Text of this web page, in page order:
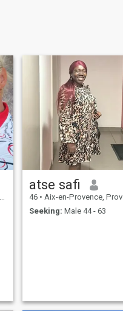
atse safi
46 • Aix-en-Provence, Provence-Alpes-Côte d'Azur, France
Seeking: Male 44 - 63